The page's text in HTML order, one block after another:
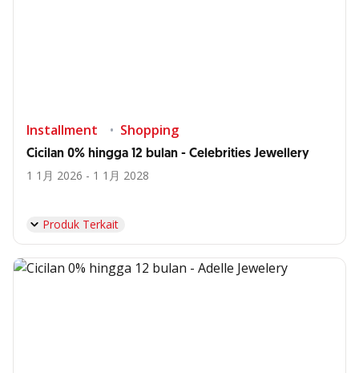
Installment Shopping
Cicilan 0% hingga 12 bulan - Celebrities Jewellery
1 1月 2026 - 1 1月 2028
Produk Terkait